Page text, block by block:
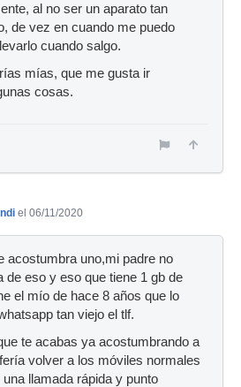
al no ser un aparato tan
de vez en cuando me puedo
cuando salgo.
mías, que me gusta ir
cosas.
el 06/11/2020
acostumbra uno,mi padre no
de eso y eso que tiene 1 gb de
el mío de hace 8 años que lo
tan viejo el tlf.
te acabas ya acostumbrando a
volver a los móviles normales
llamada rápida y punto